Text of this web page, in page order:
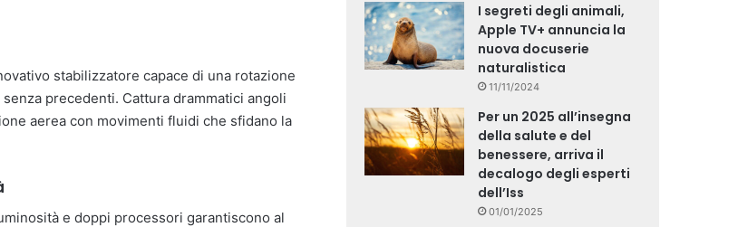
stabilizzatore capace di una rotazione
precedenti. Cattura drammatici angoli
aerea con movimenti fluidi che sfidano la
e doppi processori garantiscono al
I segreti degli animali,
Apple TV+ annuncia la
nuova docuserie
naturalistica
11/11/2024
Per un 2025 all’insegna
della salute e del
benessere, arriva il
decalogo degli esperti
dell’Iss
01/01/2025